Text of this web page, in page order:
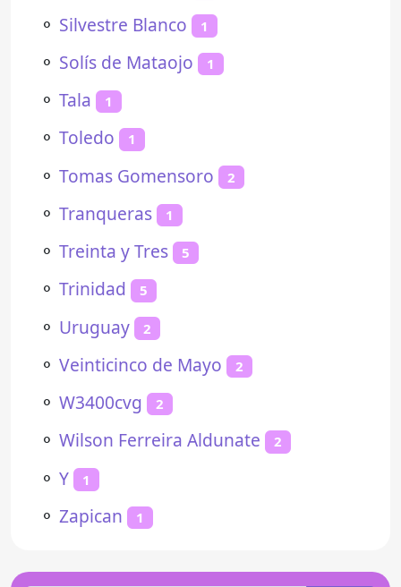
⚬ Silvestre Blanco 1
⚬ Solís de Mataojo 1
⚬ Tala 1
⚬ Toledo 1
⚬ Tomas Gomensoro 2
⚬ Tranqueras 1
⚬ Treinta y Tres 5
⚬ Trinidad 5
⚬ Uruguay 2
⚬ Veinticinco de Mayo 2
⚬ W3400cvg 2
⚬ Wilson Ferreira Aldunate 2
⚬ Y 1
⚬ Zapican 1